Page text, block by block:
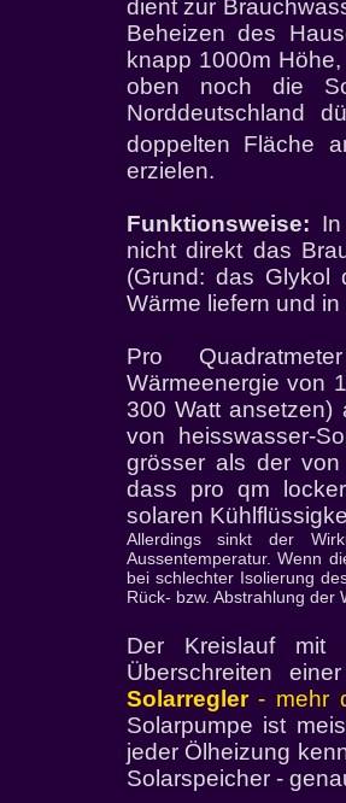
dient zur
Beheizen des
knapp 1000m
oben noch die
Norddeutschland
doppelten Fläche
erzielen.
Funktionsweise:
nicht direkt das
(Grund: das Glykol
Wärme liefern und
Pro
Wärmeenergie von
300 Watt
von heisswasser-
grösser als der von
dass pro qm
solaren
Allerdings sinkt der
Aussentemperatur. Wenn
bei schlechter Isolierung
Rück- bzw. Abstrahlung der
Der Kreislauf mit
Überschreiten
Solarregler- mehr
Solarpumpe ist
jeder Ölheizung
Solarspeicher -